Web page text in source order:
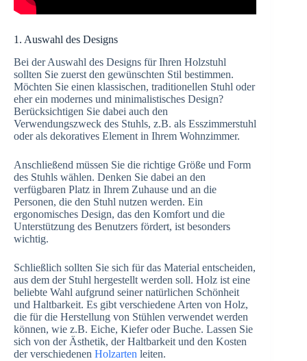
1. Auswahl des Designs
Bei der Auswahl des Designs für Ihren Holzstuhl
sollten Sie zuerst den gewünschten Stil bestimmen.
Möchten Sie einen klassischen, traditionellen Stuhl oder
eher ein modernes und minimalistisches Design?
Berücksichtigen Sie dabei auch den
Verwendungszweck des Stuhls, z.B. als Esszimmerstuhl
oder als dekoratives Element in Ihrem Wohnzimmer.
Anschließend müssen Sie die richtige Größe und Form
des Stuhls wählen. Denken Sie dabei an den
verfügbaren Platz in Ihrem Zuhause und an die
Personen, die den Stuhl nutzen werden. Ein
ergonomisches Design, das den Komfort und die
Unterstützung des Benutzers fördert, ist besonders
wichtig.
Schließlich sollten Sie sich für das Material entscheiden,
aus dem der Stuhl hergestellt werden soll. Holz ist eine
beliebte Wahl aufgrund seiner natürlichen Schönheit
und Haltbarkeit. Es gibt verschiedene Arten von Holz,
die für die Herstellung von Stühlen verwendet werden
können, wie z.B. Eiche, Kiefer oder Buche. Lassen Sie
sich von der Ästhetik, der Haltbarkeit und den Kosten
der verschiedenen Holzarten leiten.